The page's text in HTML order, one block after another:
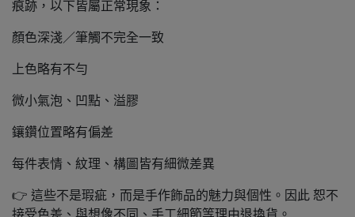
痕跡，以下皆屬正常現象：
顏色深淺／筆觸不完全一致
上色略有不勻
微小氣泡、凹點、溢膠
鑲鑽位置略有偏差
每件表情、紋理、構圖皆有細微差異
👉 這些不是瑕疵，而是手作飾品的魅力與個性。因此 恕不
接受色差、與想像不同、手工細節等理由退換貨。